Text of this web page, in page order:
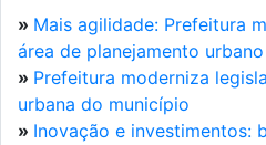
» Mais agilidade: Prefeitura
área de planejamento urbano
» Prefeitura moderniza
urbana do município
» Inovação e investimentos: